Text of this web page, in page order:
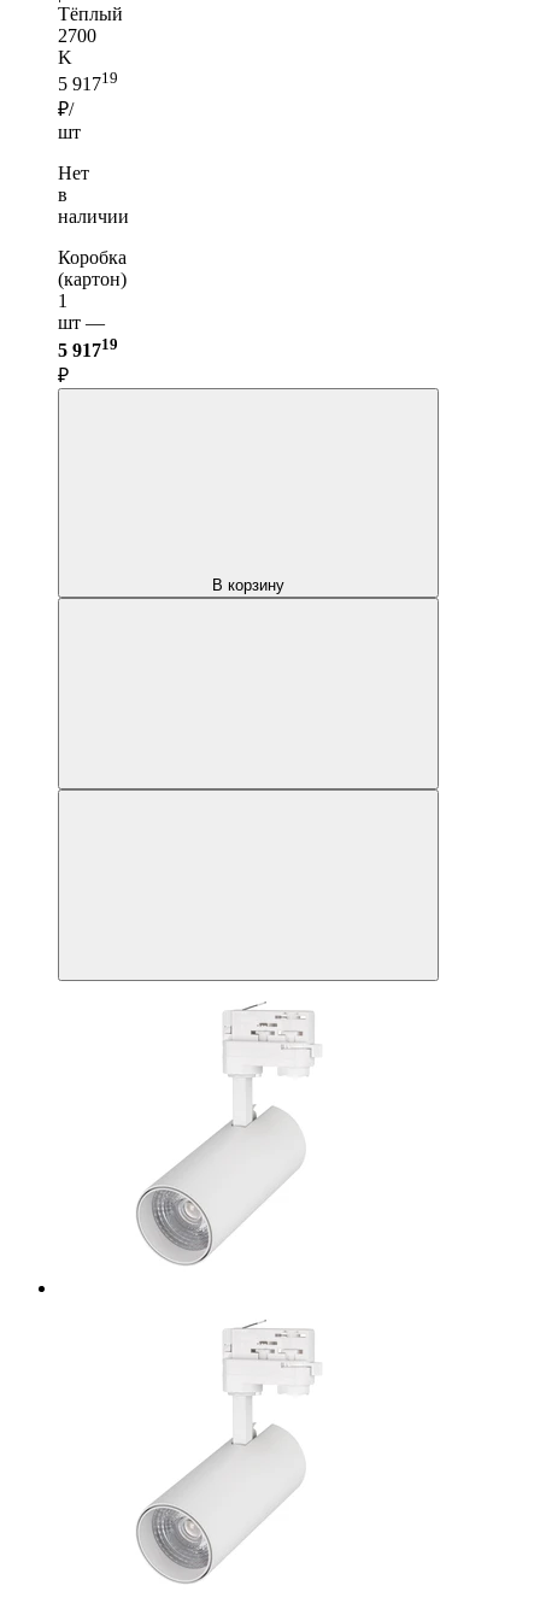
Тёплый
2700
K
5 91719
₽/
шт
Нет
в
наличии
Коробка
(картон)
1
шт —
5 91719
₽
В корзину